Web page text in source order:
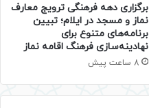
برگزاری دهه فرهنگی ترویج معارف
نماز و مسجد در ایلام؛ تبیین
برنامه‌های متنوع برای
نهادینه‌سازی فرهنگ اقامه نماز
8 ساعت پیش